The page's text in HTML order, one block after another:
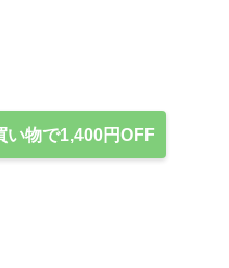
い物で1,400円OFF